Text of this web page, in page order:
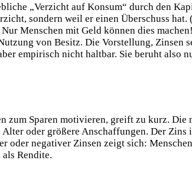
„Verzicht auf Konsum“ durch den
sondern weil er einen Überschuss hat.
Menschen mit Geld können dies
von Besitz. Die Vorstellung, Zinsen
empirisch nicht haltbar. Sie beruht also
zum Sparen motivieren, greift zu kurz. Die
oder größere Anschaffungen. Der Zins
oder negativer Zinsen zeigt sich:
Rendite.